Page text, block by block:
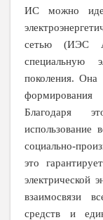
ИС можно
сетью (ИЭС
специальную
поколения. Она
Благодаря
использование
социально-
это
электрической
взаимосвязи
средств и